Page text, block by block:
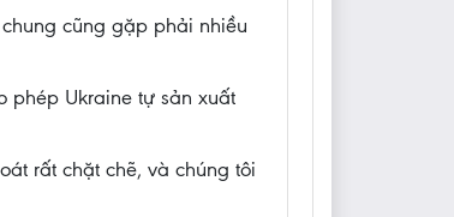
cũng gặp phải nhiều
phép Ukraine tự sản xuất
rất chặt chẽ, và chúng tôi